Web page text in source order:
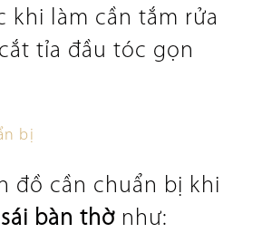
khi làm cần tắm rửa
tỉa đầu tóc gọn
bị
đồ cần chuẩn bị khi
bàn thờ như: